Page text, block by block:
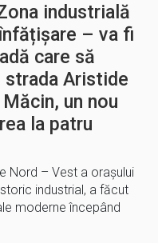
industrială
– va fi
care să
strada Aristide
un nou
la patru
Nord – Vest a orașului
industrial, a făcut
moderne începând